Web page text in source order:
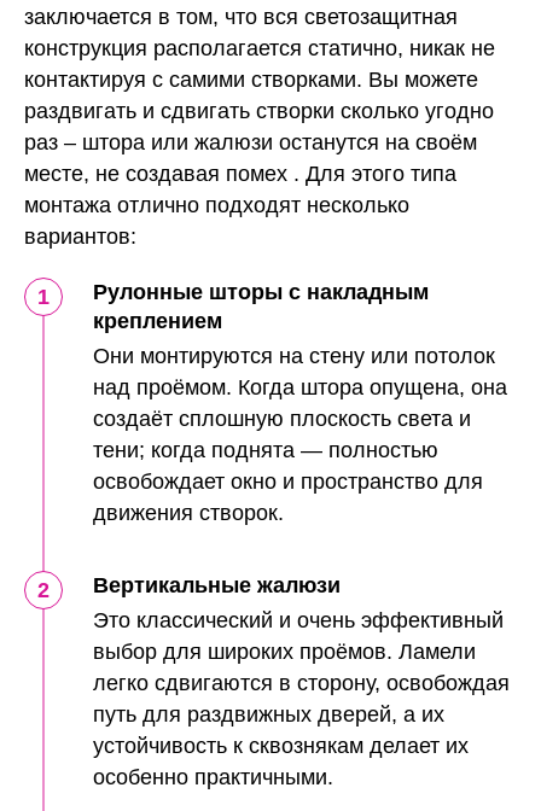
заключается в том, что вся светозащитная
конструкция располагается статично, никак не
контактируя с самими створками. Вы можете
раздвигать и сдвигать створки сколько угодно
раз – штора или жалюзи останутся на своём
месте, не создавая помех . Для этого типа
монтажа отлично подходят несколько
вариантов:
Рулонные шторы с накладным
креплением
Они монтируются на стену или потолок
над проёмом. Когда штора опущена, она
создаёт сплошную плоскость света и
тени; когда поднята — полностью
освобождает окно и пространство для
движения створок.
Вертикальные жалюзи
Это классический и очень эффективный
выбор для широких проёмов. Ламели
легко сдвигаются в сторону, освобождая
путь для раздвижных дверей, а их
устойчивость к сквознякам делает их
особенно практичными.